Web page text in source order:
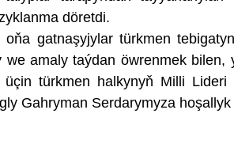
döretdi.
oňa gatnaşyjylar türkmen
we amaly taýdan öwrenmek
türkmen halkynyň Milli Lideri
Gahryman Serdarymyza